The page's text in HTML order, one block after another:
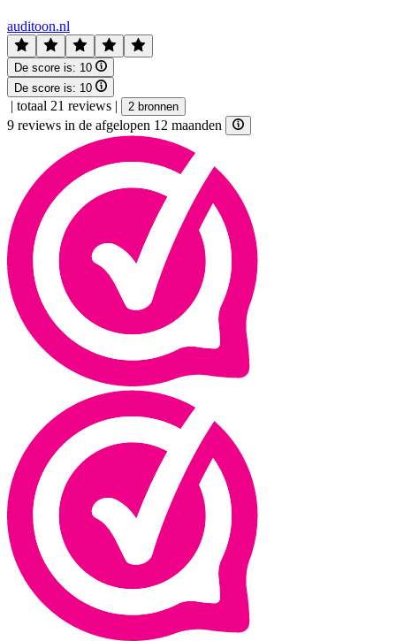
auditoon.nl
De score is: 10
De score is: 10
| totaal 21 reviews | 2 bronnen
9 reviews in de afgelopen 12 maanden